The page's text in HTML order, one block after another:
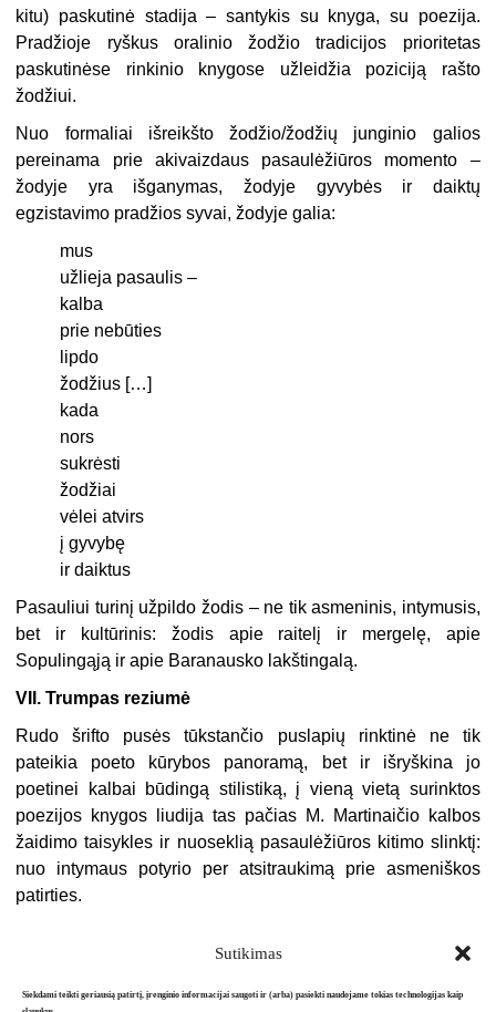
Sutikimas
Siekdami teikti geriausią patirtį, įrenginio informacijai saugoti ir (arba) pasiekti naudojame tokias technologijas kaip
kitu) paskutinė stadija – santykis su knyga, su poezija.
Pradžioje ryškus oralinio žodžio tradicijos prioritetas
paskutinėse rinkinio knygose užleidžia poziciją rašto
žodžiui.
Nuo formaliai išreikšto žodžio/žodžių junginio galios
pereinama prie akivaizdaus pasaulėžiūros momento –
žodyje yra išganymas, žodyje gy­vybės ir daiktų
egzistavimo pradžios syvai, žodyje galia:
mus
užlieja pasaulis –
kalba
prie nebūties
lipdo
žodžius […]
kada
nors
sukrėsti
žodžiai
vėlei atvirs
į gyvybę
ir daiktus
Pasauliui turinį užpildo žodis – ne tik asmeninis, intymusis,
bet ir kul­tūrinis: žodis apie raitelį ir mergelę, apie
Sopulingąją ir apie Baranausko lakštingalą.
VII. Trumpas reziumė
Rudo šrifto pusės tūkstančio puslapių rinktinė ne tik
pateikia poe­to kūrybos panoramą, bet ir išryškina jo
poetinei kalbai būdingą stilistiką, į vieną vietą surinktos
poezijos knygos liudija tas pačias M. Martinaičio kalbos
žaidimo taisykles ir nuoseklią pasaulėžiūros kitimo slinktį:
nuo intymaus potyrio per atsitraukimą prie asmeniškos
patirties.